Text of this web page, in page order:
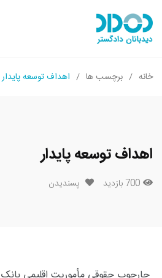
خانه برچسب ها اهداف توسعه پایدار
اهداف توسعه پایدار
700 بازدید پسندیدن